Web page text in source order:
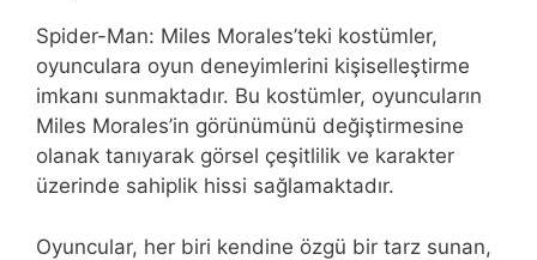
Spider-Man: Miles Morales’teki kostümler,
oyunculara oyun deneyimlerini kişiselleştirme
imkanı sunmaktadır. Bu kostümler, oyuncuların
Miles Morales’in görünümünü değiştirmesine
olanak tanıyarak görsel çeşitlilik ve karakter
üzerinde sahiplik hissi sağlamaktadır.
Oyuncular, her biri kendine özgü bir tarz sunan,